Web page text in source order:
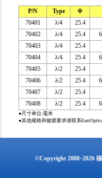
P/N Type
Φ
70401
λ/4 25.4
70402
λ/4 25.4
70403
λ/4 25.4
70404
λ/4 25.4
70405
λ/2 25.4
70406
λ/2 25.4
70407
λ/2 25.4
70408
λ/2 25.4
●尺寸单位:毫米
●其他规格和镀膜要求请联系
©Copyright 2008~2026